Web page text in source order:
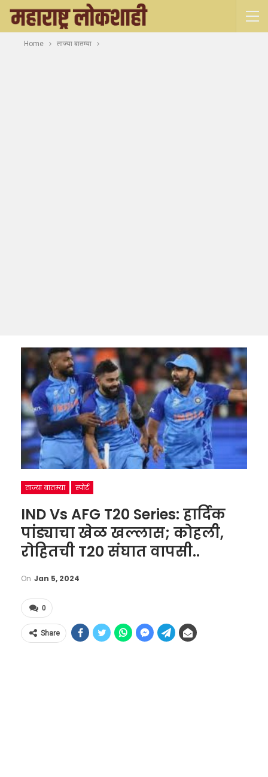
Home ताज्या बातम्या
ताज्या बातम्या स्पोर्ट
IND Vs AFG T20 Series: हार्दिक
पांड्याचा खेळ खल्लास; कोहली,
रोहितची T20 संघात वापसी..
On Jan 5, 2024
0
Share